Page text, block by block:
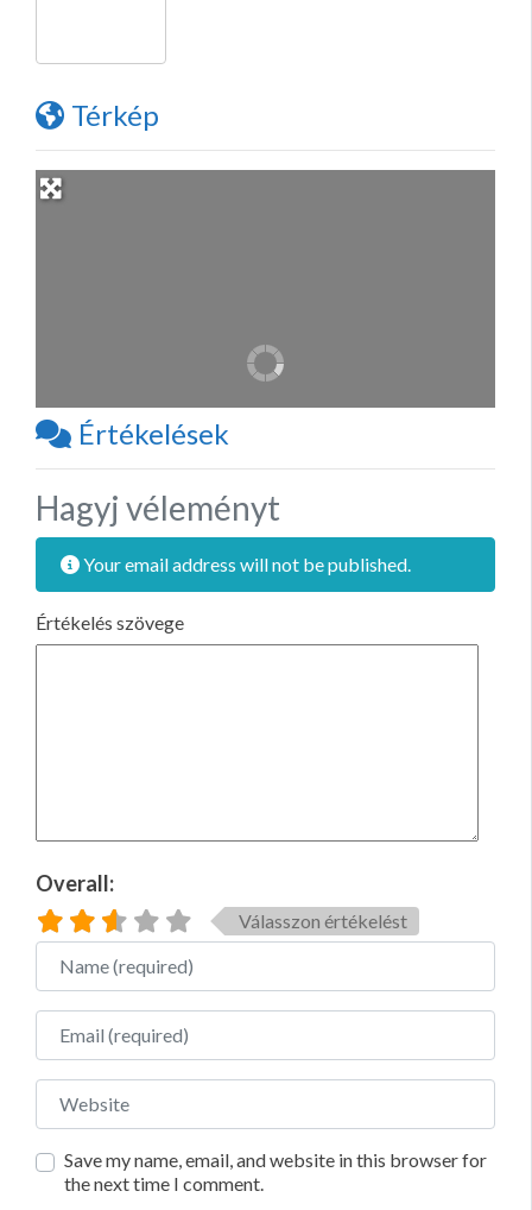
Térkép
Értékelések
Hagyj véleményt
Your email address will not be published.
Értékelés szövege
Overall:
Válasszon értékelést
Name
Email
Website
Save my name, email, and website in this browser for
the next time I comment.